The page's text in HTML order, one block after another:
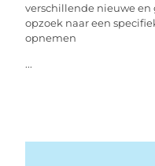
verschillende nieuwe
opzoek naar een
opnemen
...